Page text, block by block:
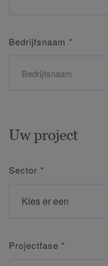
Bedrijfsnaam *
Uw project
Sector *
Projectfase *